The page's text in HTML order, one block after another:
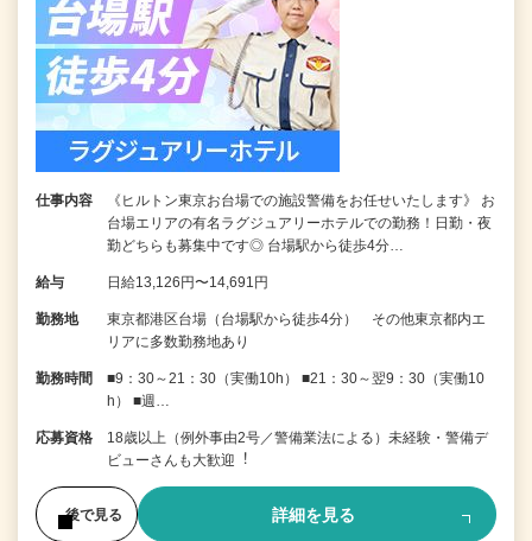
仕事内容
《ヒルトン東京お台場での施設警備をお任せいたします》 お
台場エリアの有名ラグジュアリーホテルでの勤務！日勤・夜
勤どちらも募集中です◎ 台場駅から徒歩4分…
給与 日給13,126円〜14,691円
勤務地
東京都港区台場（台場駅から徒歩4分） その他東京都内エ
リアに多数勤務地あり
勤務時間
■9：30～21：30（実働10h） ■21：30～翌9：30（実働10
h） ■週…
応募資格
18歳以上（例外事由2号／警備業法による）未経験・警備デ
ビューさんも⼤歓迎︕
後で見る 詳細を見る